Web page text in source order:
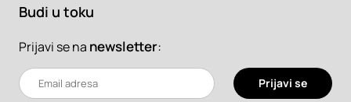
Budi u toku
Prijavi se na newsletter:
Prijavi se